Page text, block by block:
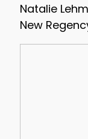
Natalie
New